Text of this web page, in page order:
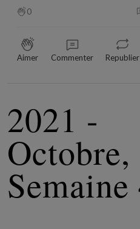
0
Aimer Commenter Republier
2021 -
Octobre,
Semaine